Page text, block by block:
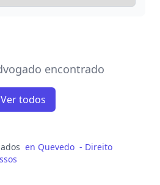
encontrado
Ver todos
en Quevedo - Direito